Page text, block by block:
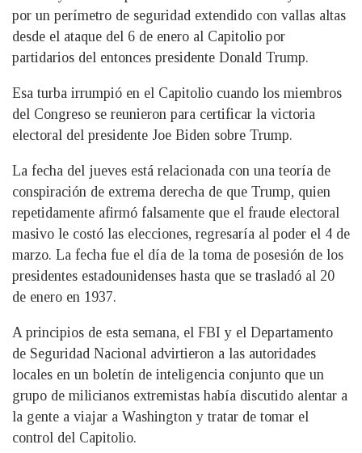
por un perímetro de seguridad extendido con vallas altas
desde el ataque del 6 de enero al Capitolio por
partidarios del entonces presidente Donald Trump.
Esa turba irrumpió en el Capitolio cuando los miembros
del Congreso se reunieron para certificar la victoria
electoral del presidente Joe Biden sobre Trump.
La fecha del jueves está relacionada con una teoría de
conspiración de extrema derecha de que Trump, quien
repetidamente afirmó falsamente que el fraude electoral
masivo le costó las elecciones, regresaría al poder el 4 de
marzo. La fecha fue el día de la toma de posesión de los
presidentes estadounidenses hasta que se trasladó al 20
de enero en 1937.
A principios de esta semana, el FBI y el Departamento
de Seguridad Nacional advirtieron a las autoridades
locales en un boletín de inteligencia conjunto que un
grupo de milicianos extremistas había discutido alentar a
la gente a viajar a Washington y tratar de tomar el
control del Capitolio.